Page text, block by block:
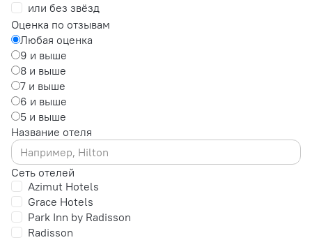
или без звёзд
Оценка по отзывам
Любая оценка
9 и выше
8 и выше
7 и выше
6 и выше
5 и выше
Название отеля
Сеть отелей
Azimut Hotels
Grace Hotels
Park Inn by Radisson
Radisson